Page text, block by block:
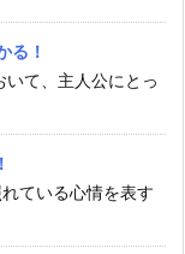
る！
いて、主人公にとっ
ている心情を表す